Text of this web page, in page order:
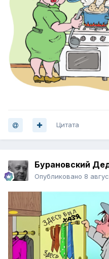
Цитата
Бурановский
Опубликовано 8